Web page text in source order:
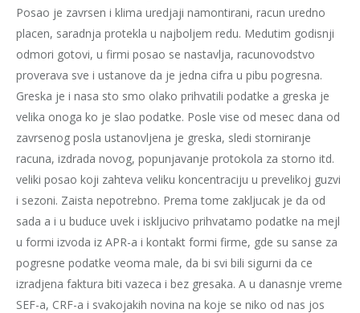
Posao je zavrsen i klima uredjaji namontirani, racun uredno
placen, saradnja protekla u najboljem redu. Medutim godisnji
odmori gotovi, u firmi posao se nastavlja, racunovodstvo
proverava sve i ustanove da je jedna cifra u pibu pogresna.
Greska je i nasa sto smo olako prihvatili podatke a greska je
velika onoga ko je slao podatke. Posle vise od mesec dana od
zavrsenog posla ustanovljena je greska, sledi storniranje
racuna, izdrada novog, popunjavanje protokola za storno itd.
veliki posao koji zahteva veliku koncentraciju u prevelikoj guzvi
i sezoni. Zaista nepotrebno. Prema tome zakljucak je da od
sada a i u buduce uvek i iskljucivo prihvatamo podatke na mejl
u formi izvoda iz APR-a i kontakt formi firme, gde su sanse za
pogresne podatke veoma male, da bi svi bili sigurni da ce
izradjena faktura biti vazeca i bez gresaka. A u danasnje vreme
SEF-a, CRF-a i svakojakih novina na koje se niko od nas jos